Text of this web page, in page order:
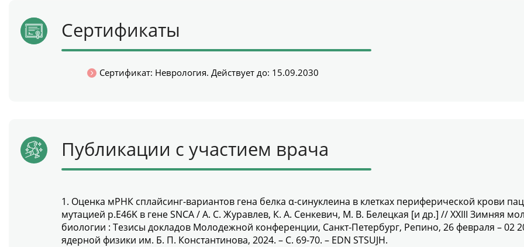
Сертификаты
Сертификат: Неврология. Действует до: 15.09.2030
Публикации с участием врача
1. Оценка мРНК сплайсинг-вариантов гена белка α-синуклеина в клетках периферической крови
мутацией p.E46K в гене SNCA / А. С. Журавлев, К. А. Сенкевич, М. В. Белецкая [и др.] // XXIII Зимняя
биологии : Тезисы докладов Молодежной конференции, Санкт-Петербург, Репино, 26 февраля – 02
ядерной физики им. Б. П. Константинова, 2024. – С. 69-70. – EDN STSUJH.